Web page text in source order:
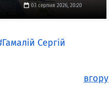
03 серпня 2026, 20:20
Гамалій Сергій
вгору